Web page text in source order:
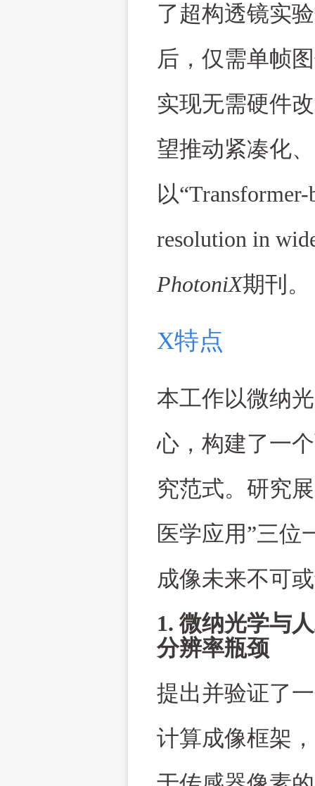
了超构透镜实
后，仅需单帧
实现无需硬件
望推动紧凑化
以“Transformer-
resolution in
PhotoniX期刊。
X特点
本工作以微纳
心，构建了一
究范式。研究
医学应用”三位
成像未来不可
1. 微纳光学与
分辨率瓶颈
提出并验证了
计算成像框架